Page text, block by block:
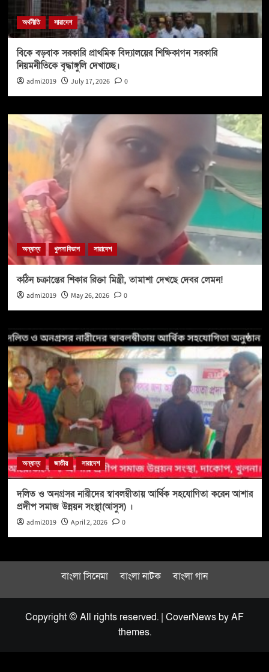
অর্থনীতি সারাদেশ
বিকে বড়বাক সরকারি প্রাথমিক বিদ্যালয়ের শিক্ষিকাগন সরকারি
নিয়মনীতিকে বৃদ্ধাঙ্গুলি দেখাচ্ছে।
admi2019 July 17, 2026 0
অন্যান্য খুলনা বিভাগ সারাদেশ
কঠিন চক্রান্তের শিকার রিক্তা মিস্ত্রী, তামাশা দেখছে দেবর লেমন!
admi2019 May 26, 2026 0
অন্যান্য জাতীয় সারাদেশ
দলিত ও অনগ্রসর নারীদের স্বাবলম্বীতায় আর্থিক সহযোগিতা করেন আশার
প্রদীপ সমাজ উন্নয়ন সংস্থা(আসুস) ।
admi2019 April 2, 2026 0
বাংলা সিনেমা বাংলা নাটক বাংলা গান
Copyright © All rights reserved. | CoverNewsby AF
themes.